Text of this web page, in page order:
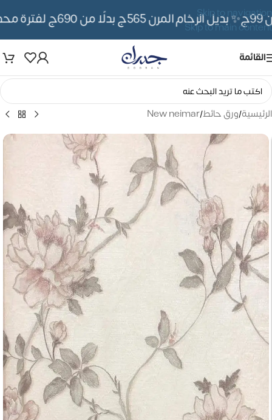
Skip to navigation
Skip to main content
✨ بديل الرخام المرن 565ج بدلًا من 690ج لفترة محدوده
القائمة
الرئيسية/ورق حائط/
New neimar